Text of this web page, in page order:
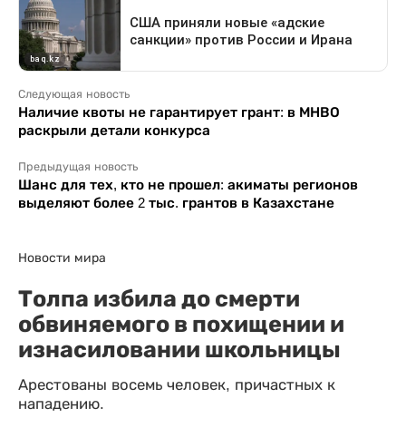
Следующая новость
Наличие квоты не гарантирует грант: в МНВО
раскрыли детали конкурса
Предыдущая новость
Шанс для тех, кто не прошел: акиматы регионов
выделяют более 2 тыс. грантов в Казахстане
Новости мира
Толпа избила до смерти
обвиняемого в похищении и
изнасиловании школьницы
Арестованы восемь человек, причастных к
нападению.